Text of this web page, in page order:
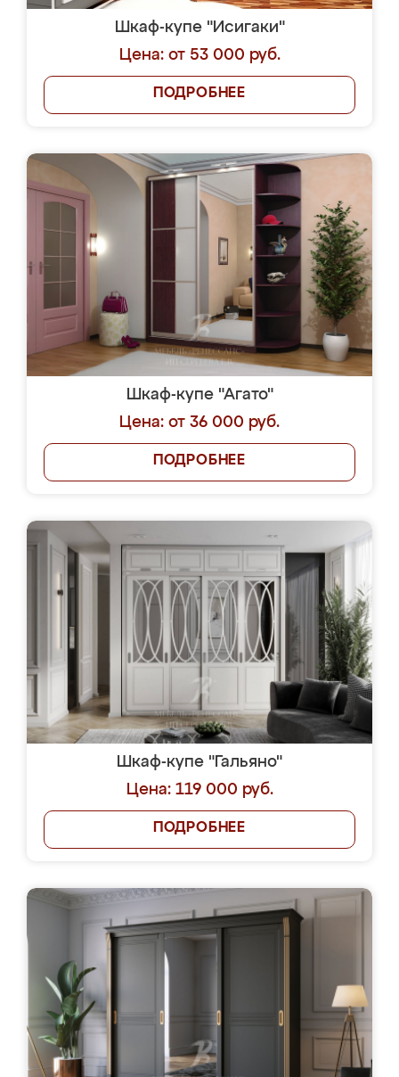
Шкаф-купе "Исигаки"
Цена: от 53 000 руб.
ПОДРОБНЕЕ
Шкаф-купе "Агато"
Цена: от 36 000 руб.
ПОДРОБНЕЕ
Шкаф-купе "Гальяно"
Цена: 119 000 руб.
ПОДРОБНЕЕ